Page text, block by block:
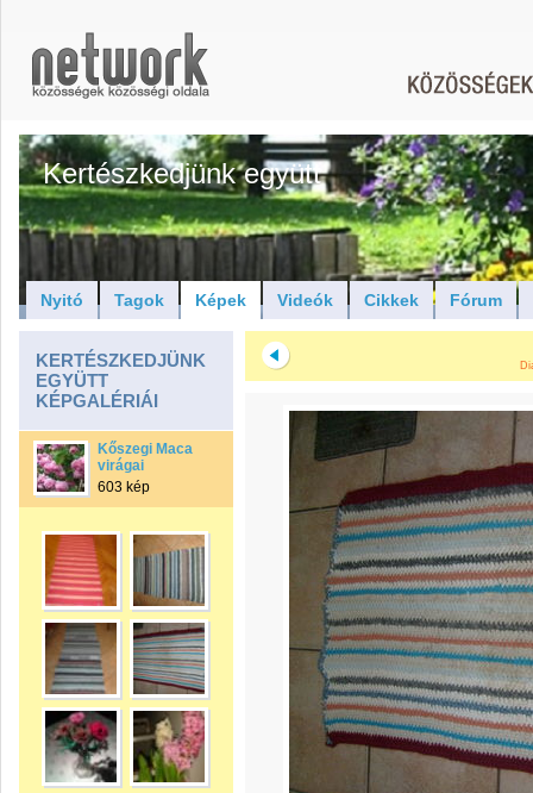
Kertészkedjünk együtt
Nyitó Tagok Képek Videók Cikkek Fórum
KERTÉSZKEDJÜNK
EGYÜTT
KÉPGALÉRIÁI
Kőszegi Maca
virágai
603 kép